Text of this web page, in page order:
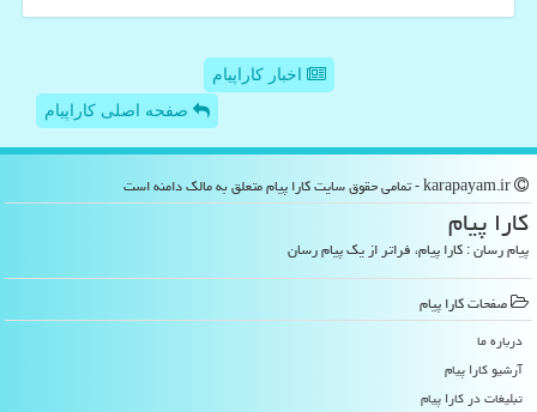
اخبار کاراپیام
صفحه اصلی کاراپیام
كارا پیام
پیام رسان : کارا پیام، فراتر از یک پیام رسان
صفحات كارا پیام
درباره ما
آرشیو كارا پیام
تبلیغات در كارا پیام